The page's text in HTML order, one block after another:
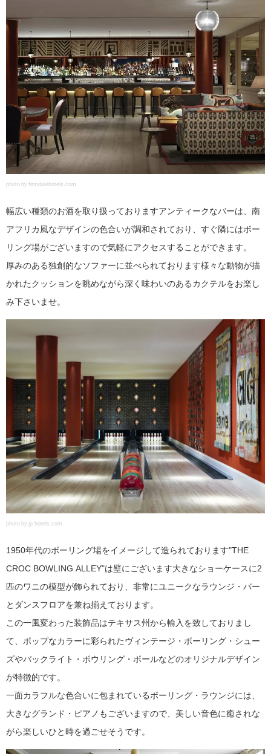
photo by firmdalehotels.com
幅広い種類のお酒を取り扱っておりますアンティークなバーは、南
アフリカ風なデザインの色合いが調和されており、すぐ隣にはボー
リング場がございますので気軽にアクセスすることができます。
厚みのある独創的なソファーに並べられております様々な動物が描
かれたクッションを眺めながら深く味わいのあるカクテルをお楽し
み下さいませ。
photo by jp.hotels.com
1950年代のボーリング場をイメージして造られております"THE
CROC BOWLING ALLEY"は壁にございます大きなショーケースに2
匹のワニの模型が飾られており、非常にユニークなラウンジ・バー
とダンスフロアを兼ね揃えております。
この一風変わった装飾品はテキサス州から輸入を致しておりまし
て、ポップなカラーに彩られたヴィンテージ・ボーリング・シュー
ズやバックライト・ボウリング・ボールなどのオリジナルデザイン
が特徴的です。
一面カラフルな色合いに包まれているボーリング・ラウンジには、
大きなグランド・ピアノもございますので、美しい音色に癒されな
がら楽しいひと時を過ごせそうです。